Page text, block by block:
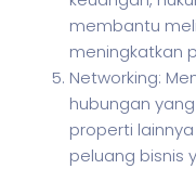
membantu
meningkatkan
Networking:
hubungan
properti
peluang bisnis